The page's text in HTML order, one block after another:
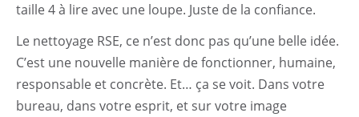
taille 4 à lire avec une loupe. Juste de la confiance.
Le nettoyage RSE, ce n’est donc pas qu’une belle idée.
C’est une nouvelle manière de fonctionner, humaine,
responsable et concrète. Et… ça se voit. Dans votre
bureau, dans votre esprit, et sur votre image